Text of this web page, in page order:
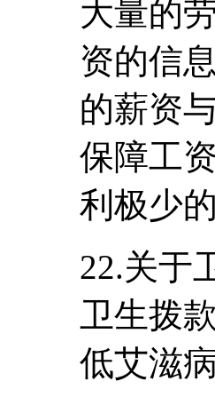
大量的
资的信
的薪资
保障工
利极少
22.关于
卫生拨
低艾滋